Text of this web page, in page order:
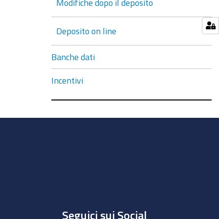
Modifiche dopo il deposito
Deposito on line
Banche dati
Incentivi
Seguici sui Social